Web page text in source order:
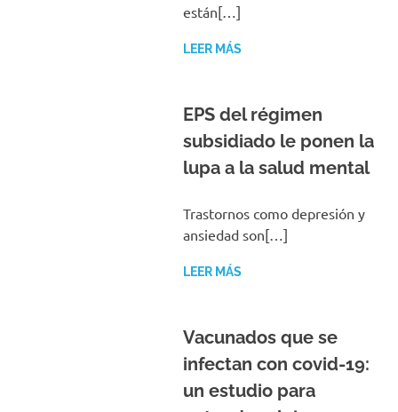
están[…]
LEER MÁS
EPS del régimen
subsidiado le ponen la
lupa a la salud mental
Trastornos como depresión y
ansiedad son[…]
LEER MÁS
Vacunados que se
infectan con covid-19:
un estudio para